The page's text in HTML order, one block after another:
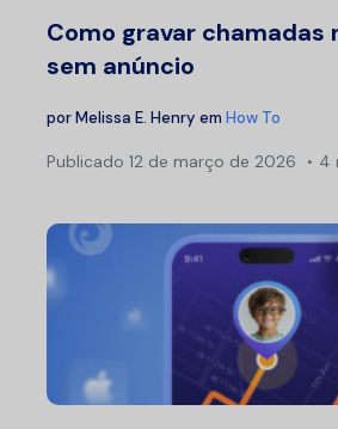
Como gravar chamadas
sem anúncio
porMelissa E. Henry em How To
Publicado 12 de março de 2026 4